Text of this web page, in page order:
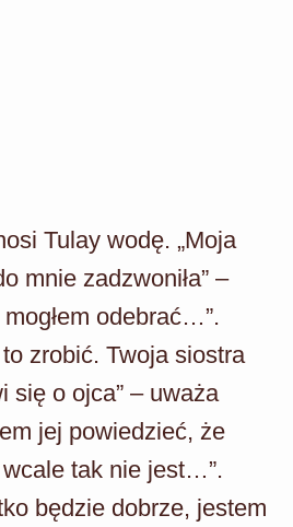
Tulay wodę. „Moja
mnie zadzwoniła” –
odebrać…”.
to zrobić. Twoja siostra
się o ojca” – uważa
jej powiedzieć, że
tak nie jest…”.
będzie dobrze, jestem